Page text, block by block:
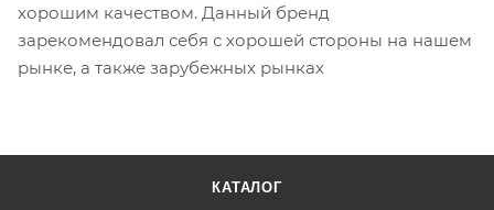
хорошим качеством. Данный бренд
зарекомендовал себя с хорошей стороны на нашем
рынке, а также зарубежных рынках
КАТАЛОГ